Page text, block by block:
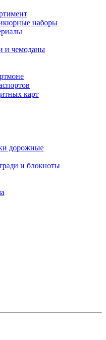
наборы
и чемоданы
карт
дорожные
и блокноты